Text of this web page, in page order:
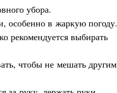
убора.
особенно в жаркую погоду.
рекомендуется выбирать
чтобы не мешать другим